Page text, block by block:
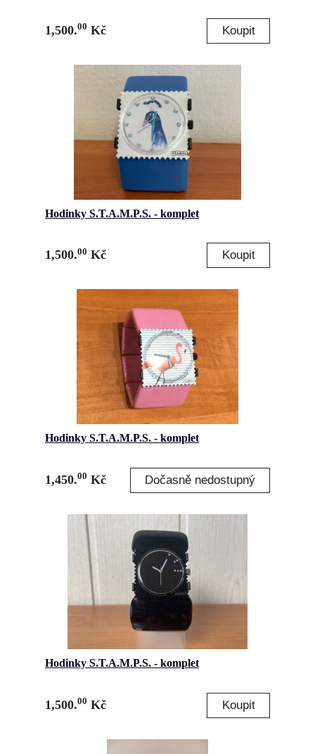
1,500.00 Kč
Hodinky S.T.A.M.P.S. - komplet
1,500.00 Kč
Hodinky S.T.A.M.P.S. - komplet
1,450.00 Kč
Hodinky S.T.A.M.P.S. - komplet
1,500.00 Kč